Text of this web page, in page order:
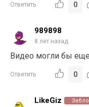
Ответить 0
989898
8 лет назад
Видео могли бы
Ответить 0
LikeGiz